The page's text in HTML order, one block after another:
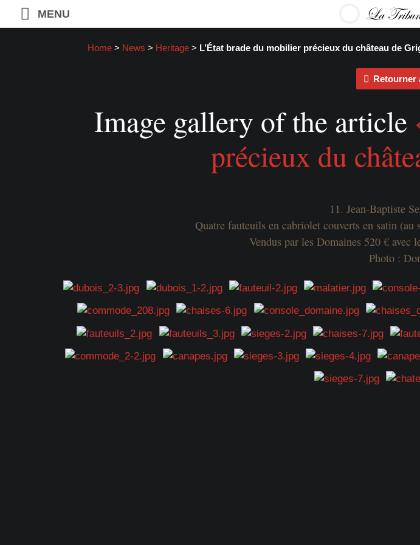
MENU
Home > News > Heritage > L’État brade du mobilier précieux du château de
Retourner
Image gallery of the article
précieux du
11. Jean-Baptiste
Quatre fauteuils en cabriolet couverts en satin
Vendus par les Domaines 520 € avec
Photo :